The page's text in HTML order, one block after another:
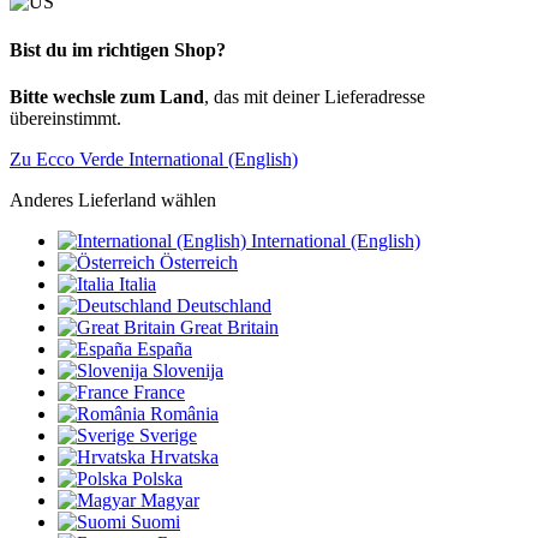
Bist du im richtigen Shop?
Bitte wechsle zum Land, das mit deiner Lieferadresse
übereinstimmt.
Zu Ecco Verde International (English)
Anderes Lieferland wählen
International (English)
Österreich
Italia
Deutschland
Great Britain
España
Slovenija
France
România
Sverige
Hrvatska
Polska
Magyar
Suomi